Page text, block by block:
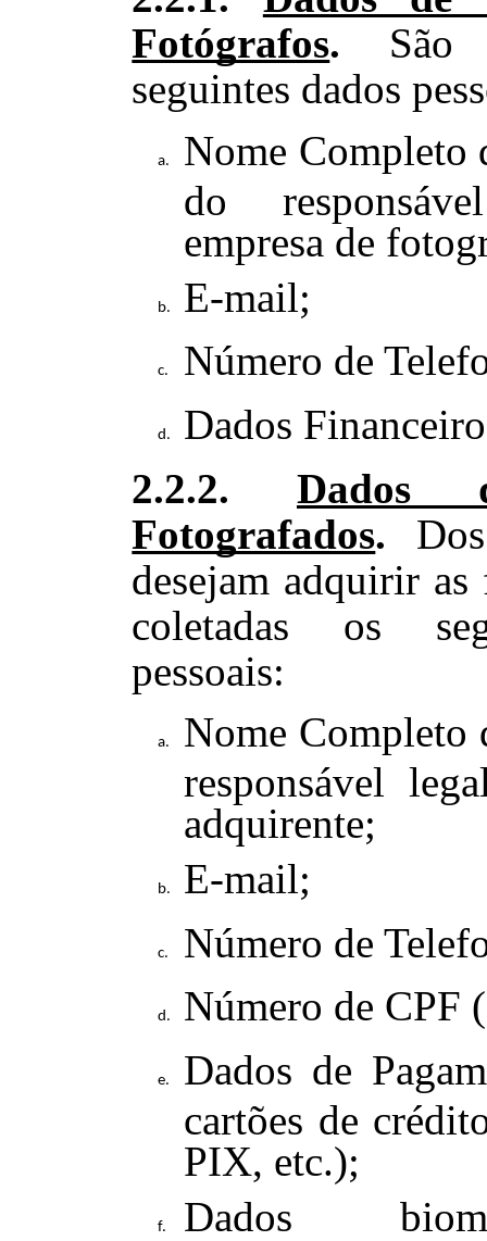
Fotógrafos. São
seguintes dados
Nome Completo
do
empresa de
E-mail;
Número de
Dados
2.2.2. Dados
Fotografados.
desejam adquirir as
coletadas os
pessoais:
Nome
responsável
adquirente;
E-mail;
Número de
Número de CPF
Dados de
cartões de
PIX, etc.);
Dados